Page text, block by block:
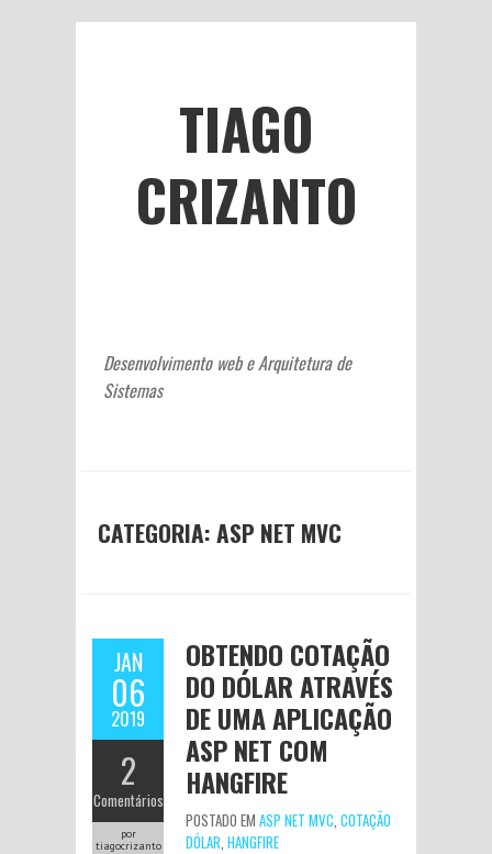
TIAGO
CRIZANTO
Desenvolvimento web e Arquitetura de
Sistemas
CATEGORIA:ASP NET MVC
JAN
06
2019
2
Comentários
por
tiagocrizanto
OBTENDO COTAÇÃO
DO DÓLAR ATRAVÉS
DE UMA APLICAÇÃO
ASP NET COM
HANGFIRE
POSTADO EM ASP NET MVC, COTAÇÃO
DÓLAR, HANGFIRE